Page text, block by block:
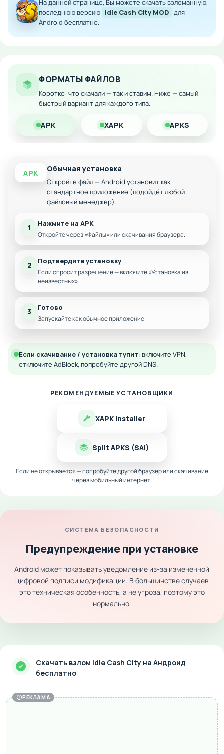
инвестициям и грамотное распределение ресурсов — ключ
к вашему процветанию в деловом мире.
Особенности мода:
Ускоренный заработок и получение прибыли
Максимальные множители дохода и бонусы
На данной странице, Вы можете скачать взломанную,
последнюю версию Idle Cash City MOD для
Android бесплатно.
ФОРМАТЫ ФАЙЛОВ
Коротко: что скачали — так и ставим. Ниже — самый
быстрый вариант для каждого типа.
APK XAPK APKS
APK Обычная установка
Откройте файл — Android установит как
стандартное приложение (подойдёт любой
файловый менеджер).
1 Нажмите на APK
Откройте через «Файлы» или скачивания браузера.
2 Подтвердите установку
Если спросит разрешение — включите «Установка из
неизвестных».
3 Готово
Запускайте как обычное приложение.
Если скачивание / установка тупит: включите VPN,
отключите AdBlock, попробуйте другой DNS.
РЕКОМЕНДУЕМЫЕ УСТАНОВЩИКИ
XAPK Installer
Split APKS (SAI)
Если не открывается — попробуйте другой браузер или скачивание
через мобильный интернет.
СИСТЕМА БЕЗОПАСНОСТИ
Предупреждение при установке
Android может показывать уведомление из-за изменённой
цифровой подписи модификации. В большинстве случаев
это техническая особенность, а не угроза, поэтому это
нормально.
Скачать взлом Idle Cash City на Андроид
бесплатно
РЕКЛАМА